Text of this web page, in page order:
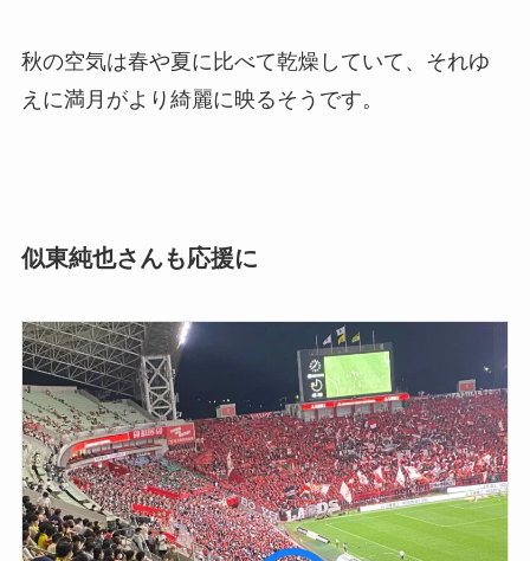
秋の空気は春や夏に比べて乾燥していて、それゆ
えに満月がより綺麗に映るそうです。
似東純也さんも応援に